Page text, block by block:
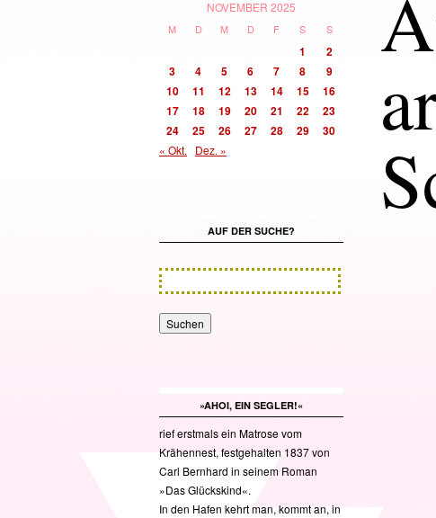
NOVEMBER 2025
M D M D F S S
1
2
3
4 5 6 7 8
9
10
11 12 13 14 15
16
17
18 19 20 21 22
23
24
25 26 27 28 29 30
« Okt. Dez. »
AUF DER SUCHE?
»AHOI, EIN SEGLER!«
rief erstmals ein Matrose vom
Krähennest, festgehalten 1837 von
Carl Bernhard in seinem Roman
»Das Glückskind«.
In den Hafen kehrt man, kommt an, in